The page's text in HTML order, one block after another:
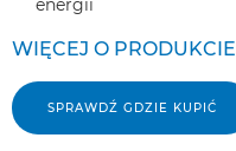
energii
WIĘCEJ O PRODUKCIE
SPRAWDŹ GDZIE KUPIĆ